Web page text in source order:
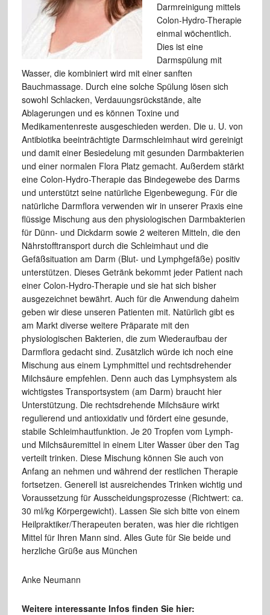
Darmreinigung mittels
Colon-Hydro-Therapie
einmal wöchentlich.
Dies ist eine
Darmspülung mit
Wasser, die kombiniert wird mit einer sanften
Bauchmassage. Durch eine solche Spülung lösen sich
sowohl Schlacken, Verdauungsrückstände, alte
Ablagerungen und es können Toxine und
Medikamentenreste ausgeschieden werden. Die u. U. von
Antibiotika beeinträchtigte Darmschleimhaut wird gereinigt
und damit einer Besiedelung mit gesunden Darmbakterien
und einer normalen Flora Platz gemacht. Außerdem stärkt
eine Colon-Hydro-Therapie das Bindegewebe des Darms
und unterstützt seine natürliche Eigenbewegung. Für die
natürliche Darmflora verwenden wir in unserer Praxis eine
flüssige Mischung aus den physiologischen Darmbakterien
für Dünn- und Dickdarm sowie 2 weiteren Mitteln, die den
Nährstofftransport durch die Schleimhaut und die
Gefäßsituation am Darm (Blut- und Lymphgefäße) positiv
unterstützen. Dieses Getränk bekommt jeder Patient nach
einer Colon-Hydro-Therapie und sie hat sich bisher
ausgezeichnet bewährt. Auch für die Anwendung daheim
geben wir diese unseren Patienten mit. Natürlich gibt es
am Markt diverse weitere Präparate mit den
physiologischen Bakterien, die zum Wiederaufbau der
Darmflora gedacht sind. Zusätzlich würde ich noch eine
Mischung aus einem Lymphmittel und rechtsdrehender
Milchsäure empfehlen. Denn auch das Lymphsystem als
wichtigstes Transportsystem (am Darm) braucht hier
Unterstützung. Die rechtsdrehende Milchsäure wirkt
regulierend und antioxidativ und fördert eine gesunde,
stabile Schleimhautfunktion. Je 20 Tropfen vom Lymph-
und Milchsäuremittel in einem Liter Wasser über den Tag
verteilt trinken. Diese Mischung können Sie auch von
Anfang an nehmen und während der restlichen Therapie
fortsetzen. Generell ist ausreichendes Trinken wichtig und
Voraussetzung für Ausscheidungsprozesse (Richtwert: ca.
30 ml/kg Körpergewicht). Lassen Sie sich bitte von einem
Heilpraktiker/Therapeuten beraten, was hier die richtigen
Mittel für Ihren Mann sind. Alles Gute für Sie beide und
herzliche Grüße aus München
Anke Neumann
Weitere interessante Infos finden Sie hier: